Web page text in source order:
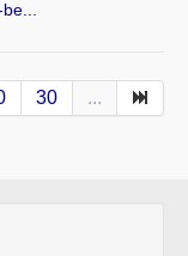
be...
30 ...